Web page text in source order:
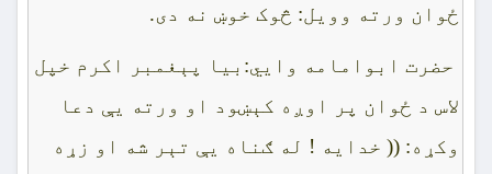
ځوان ورته وويل: څوک خوښ نه دى.
حضرت ابوامامه وايي:بيا پېغمبر اکرم خپل
لاس د ځوان پر اوږه کېښود او ورته يې دعا
وکړه: (( خدايه ! له ګناه يې تېر شه او زړه